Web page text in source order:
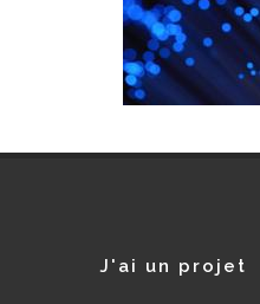
J'ai un projet